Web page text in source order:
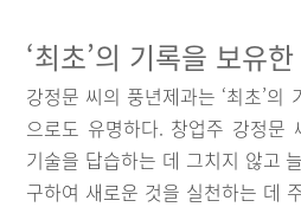
‘최초’의 기록을 보유
강정문 씨의 풍년제과는 ‘최초’의
으로도 유명하다. 창업주 강정문
기술을 답습하는 데 그치지 않고
구하여 새로운 것을 실천하는 데